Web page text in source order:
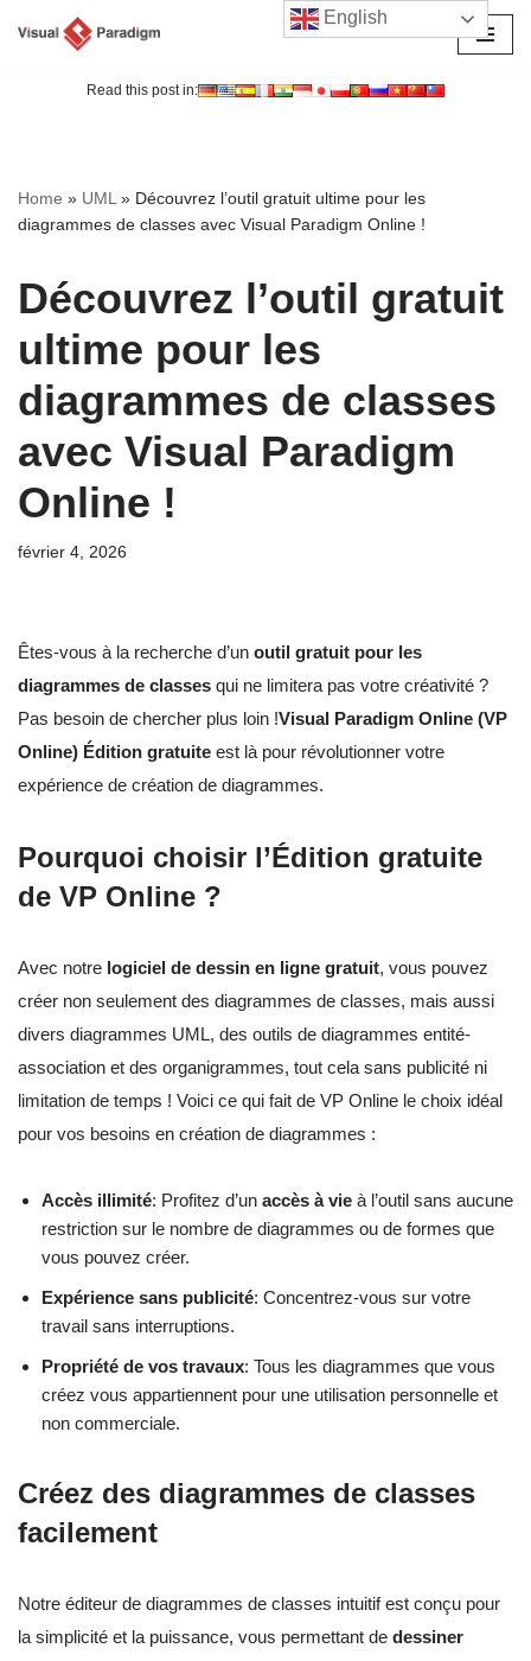
Read this post in:
Home » UML» Découvrez l’outil gratuit ultime pour les
diagrammes de classes avec Visual Paradigm Online !
Découvrez l’outil gratuit
ultime pour les
diagrammes de classes
avec Visual Paradigm
Online !
février 4, 2026
Êtes-vous à la recherche d’un outil gratuit pour les
diagrammes de classes qui ne limitera pas votre créativité ?
Pas besoin de chercher plus loin !Visual Paradigm Online (VP
Online) Édition gratuite est là pour révolutionner votre
expérience de création de diagrammes.
Pourquoi choisir l’Édition gratuite
de VP Online ?
Avec notre logiciel de dessin en ligne gratuit, vous pouvez
créer non seulement des diagrammes de classes, mais aussi
divers diagrammes UML, des outils de diagrammes entité-
association et des organigrammes, tout cela sans publicité ni
limitation de temps ! Voici ce qui fait de VP Online le choix idéal
pour vos besoins en création de diagrammes :
Accès illimité: Profitez d’un accès à vie à l’outil sans aucune
restriction sur le nombre de diagrammes ou de formes que
vous pouvez créer.
Expérience sans publicité: Concentrez-vous sur votre
travail sans interruptions.
Propriété de vos travaux: Tous les diagrammes que vous
créez vous appartiennent pour une utilisation personnelle et
non commerciale.
Créez des diagrammes de classes
facilement
Notre éditeur de diagrammes de classes intuitif est conçu pour
la simplicité et la puissance, vous permettant de dessiner
English